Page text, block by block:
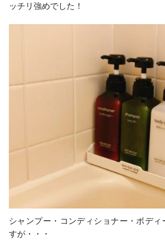
ッチリ強めでした！
シャンプー・コンディショナー・ボディ
すが・・・